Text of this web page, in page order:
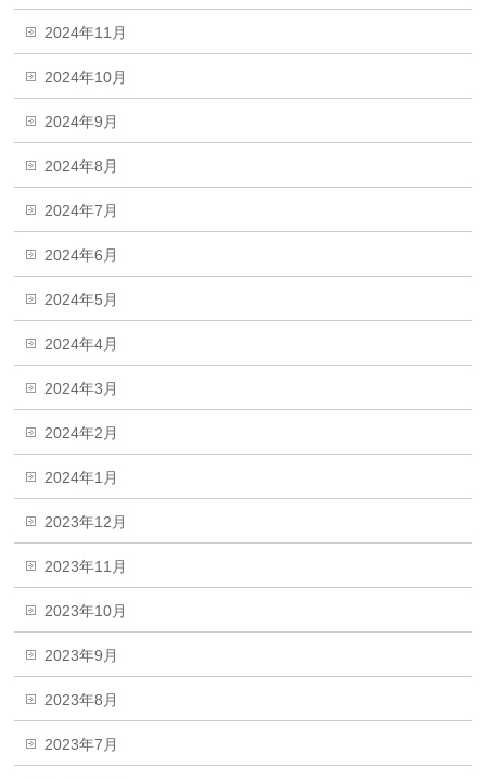
2024年11月
2024年10月
2024年9月
2024年8月
2024年7月
2024年6月
2024年5月
2024年4月
2024年3月
2024年2月
2024年1月
2023年12月
2023年11月
2023年10月
2023年9月
2023年8月
2023年7月